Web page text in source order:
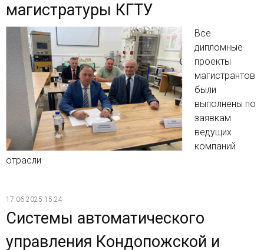
магистратуры КГТУ
Все
дипломные
проекты
магистрантов
были
выполнены по
заявкам
ведущих
компаний
отрасли
17.06.2025 15:24
Системы автоматического
управления Кондопожской и